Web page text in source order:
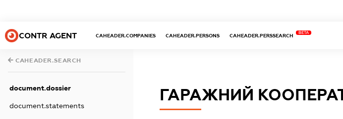
CONTR AGENT CAHEADER.COMPANIES CAHEADER.PERSONS CAHEADER.PERSSEARCH
BETA
CAHEADER.SEARCH
document.dossier
document.statements
ГАРАЖНИЙ